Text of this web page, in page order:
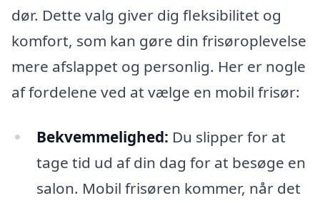
dør. Dette valg giver dig fleksibilitet og
komfort, som kan gøre din frisøroplevelse
mere afslappet og personlig. Her er nogle
af fordelene ved at vælge en mobil frisør:
Bekvemmelighed: Du slipper for at
tage tid ud af din dag for at besøge en
salon. Mobil frisøren kommer, når det